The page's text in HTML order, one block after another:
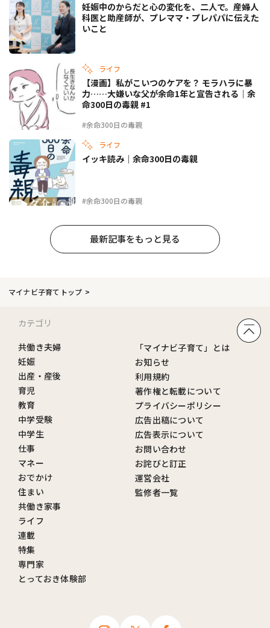
妊娠中のからだと心の変化を、二人で。産婦人
科医と助産師が、プレママ・プレパパに伝えた
いこと
ライフ
#余命300日の毒親
【漫画】私がこいつのケアを？ モラハラに暴
力……大嫌いな父が余命1年と宣告される｜余
命300日の毒親 #1
ライフ
#余命300日の毒親
イッキ読み｜余命300日の毒親
最新記事をもっと見る
マイナビ子育てトップ
カテゴリ
共働き夫婦
妊娠
出産・産後
育児
教育
中学受験
中学生
仕事
マネー
おでかけ
住まい
共働き家事
ライフ
連載
特集
専門家
とっておき体験部
「マイナビ子育て」とは
お知らせ
利用規約
著作権と転載について
プライバシーポリシー
広告出稿について
広告表示について
お問い合わせ
お詫びと訂正
運営会社
監修者一覧